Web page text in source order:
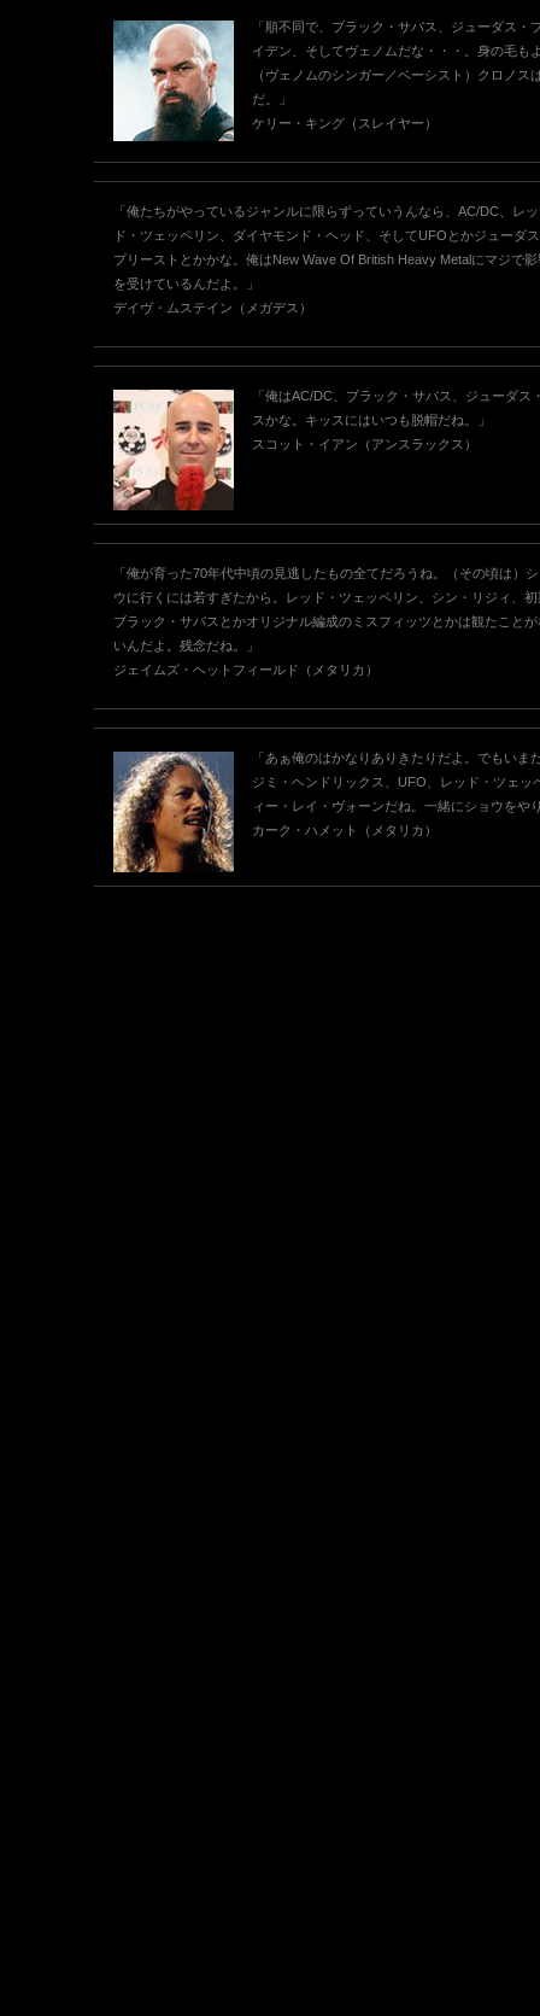
「順不同で、ブラック・サバス、ジューダス・
イデン、そしてヴェノムだな・・・。身の毛も
（ヴェノムのシンガー／ベーシスト）クロノス
だ。」
ケリー・キング（スレイヤー）
「俺たちがやっているジャンルに限らずっていうんなら、AC/DC、レッ
ド・ツェッペリン、ダイヤモンド・ヘッド、そしてUFOとかジューダ
プリーストとかかな。俺はNew Wave Of British Heavy Metalにマジで影
を受けているんだよ。」
デイヴ・ムステイン（メガデス）
「俺はAC/DC、ブラック・サバス、ジューダス
スかな。キッスにはいつも脱帽だね。」
スコット・イアン（アンスラックス）
「俺が育った70年代中頃の見逃したもの全てだろうね。（その頃は）
ウに行くには若すぎたから。レッド・ツェッペリン、シン・リジィ、初
ブラック・サバスとかオリジナル編成のミスフィッツとかは観たことが
いんだよ。残念だね。」
ジェイムズ・ヘットフィールド（メタリカ）
「あぁ俺のはかなりありきたりだよ。でもいま
ジミ・ヘンドリックス、UFO、レッド・ツェッ
ィー・レイ・ヴォーンだね。一緒にショウをや
カーク・ハメット（メタリカ）